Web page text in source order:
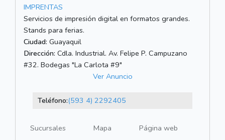
IMPRENTAS
Servicios de impresión digital en formatos grandes.
Stands para ferias.
Ciudad: Guayaquil
Dirección: Cdla. Industrial. Av. Felipe P. Campuzano
#32. Bodegas "La Carlota #9"
Ver Anuncio
Teléfono:(593 4) 2292405
Sucursales Mapa
Página web